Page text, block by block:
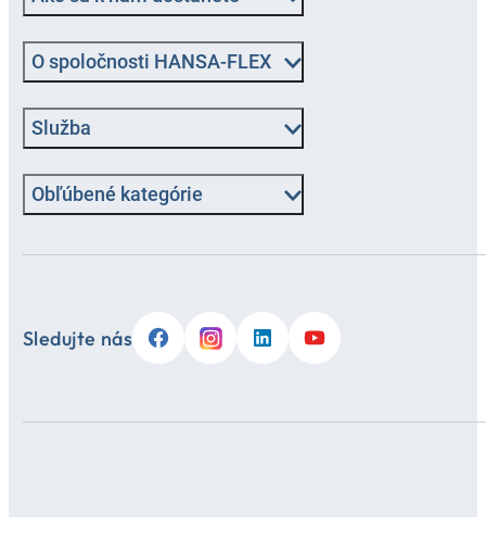
O spoločnosti HANSA-FLEX
Služba
Obľúbené kategórie
Sledujte nás